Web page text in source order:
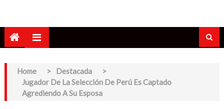
Home > Destacada
>
Jugador De La Selección De Perú Es Captado
Agrediendo A Su Esposa